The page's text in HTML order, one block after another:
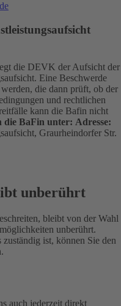
die DEVK der Aufsicht der
Eine Beschwerde
die dann prüft, ob der
und rechtlichen
kann die Bafin nicht
die BaFin unter: Adresse:
Graurheindorfer Str.
unberührt
bleibt von der Wahl
unberührt.
ist, können Sie den
auch jederzeit direkt